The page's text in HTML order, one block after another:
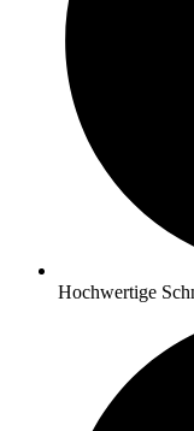
Hochwertige